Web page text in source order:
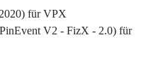
für VPX
V2 - FizX - 2.0) für